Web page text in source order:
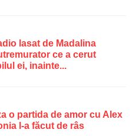
lasat de Madalina
ce a cerut
ei, inainte...
o partida de amor cu Alex
l-a făcut de râs